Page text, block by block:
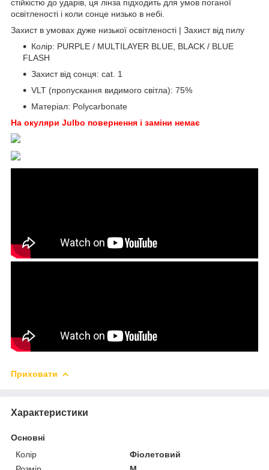
стійкістю до ударів, ця лінза підходить для умов поганої
освітленості і коли сонце низько в небі.
Захист в умовах дуже низької освітленості | Захист від пилу
Колір: PURPLE / MULTILAYER BLUE, BLACK / BLUE
FLASH
Захист від сонця: cat. 1
VLT (пропускання видимого світла): 75%
Матеріал: Polycarbonate
На окуляри Julbo повернення і заміни немає
Приховати
Характеристики
Основні
Колір
Фіолетовий